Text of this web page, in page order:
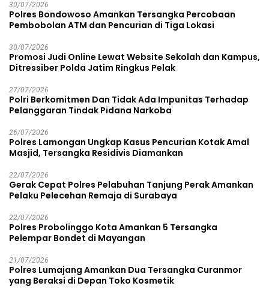
30/07/2026
Polres Bondowoso Amankan Tersangka Percobaan
Pembobolan ATM dan Pencurian di Tiga Lokasi
30/07/2026
Promosi Judi Online Lewat Website Sekolah dan Kampus,
Ditressiber Polda Jatim Ringkus Pelak
27/07/2026
Polri Berkomitmen Dan Tidak Ada Impunitas Terhadap
Pelanggaran Tindak Pidana Narkoba
26/07/2026
Polres Lamongan Ungkap Kasus Pencurian Kotak Amal
Masjid, Tersangka Residivis Diamankan
22/07/2026
Gerak Cepat Polres Pelabuhan Tanjung Perak Amankan
Pelaku Pelecehan Remaja di Surabaya
22/07/2026
Polres Probolinggo Kota Amankan 5 Tersangka
Pelempar Bondet di Mayangan
21/07/2026
Polres Lumajang Amankan Dua Tersangka Curanmor
yang Beraksi di Depan Toko Kosmetik